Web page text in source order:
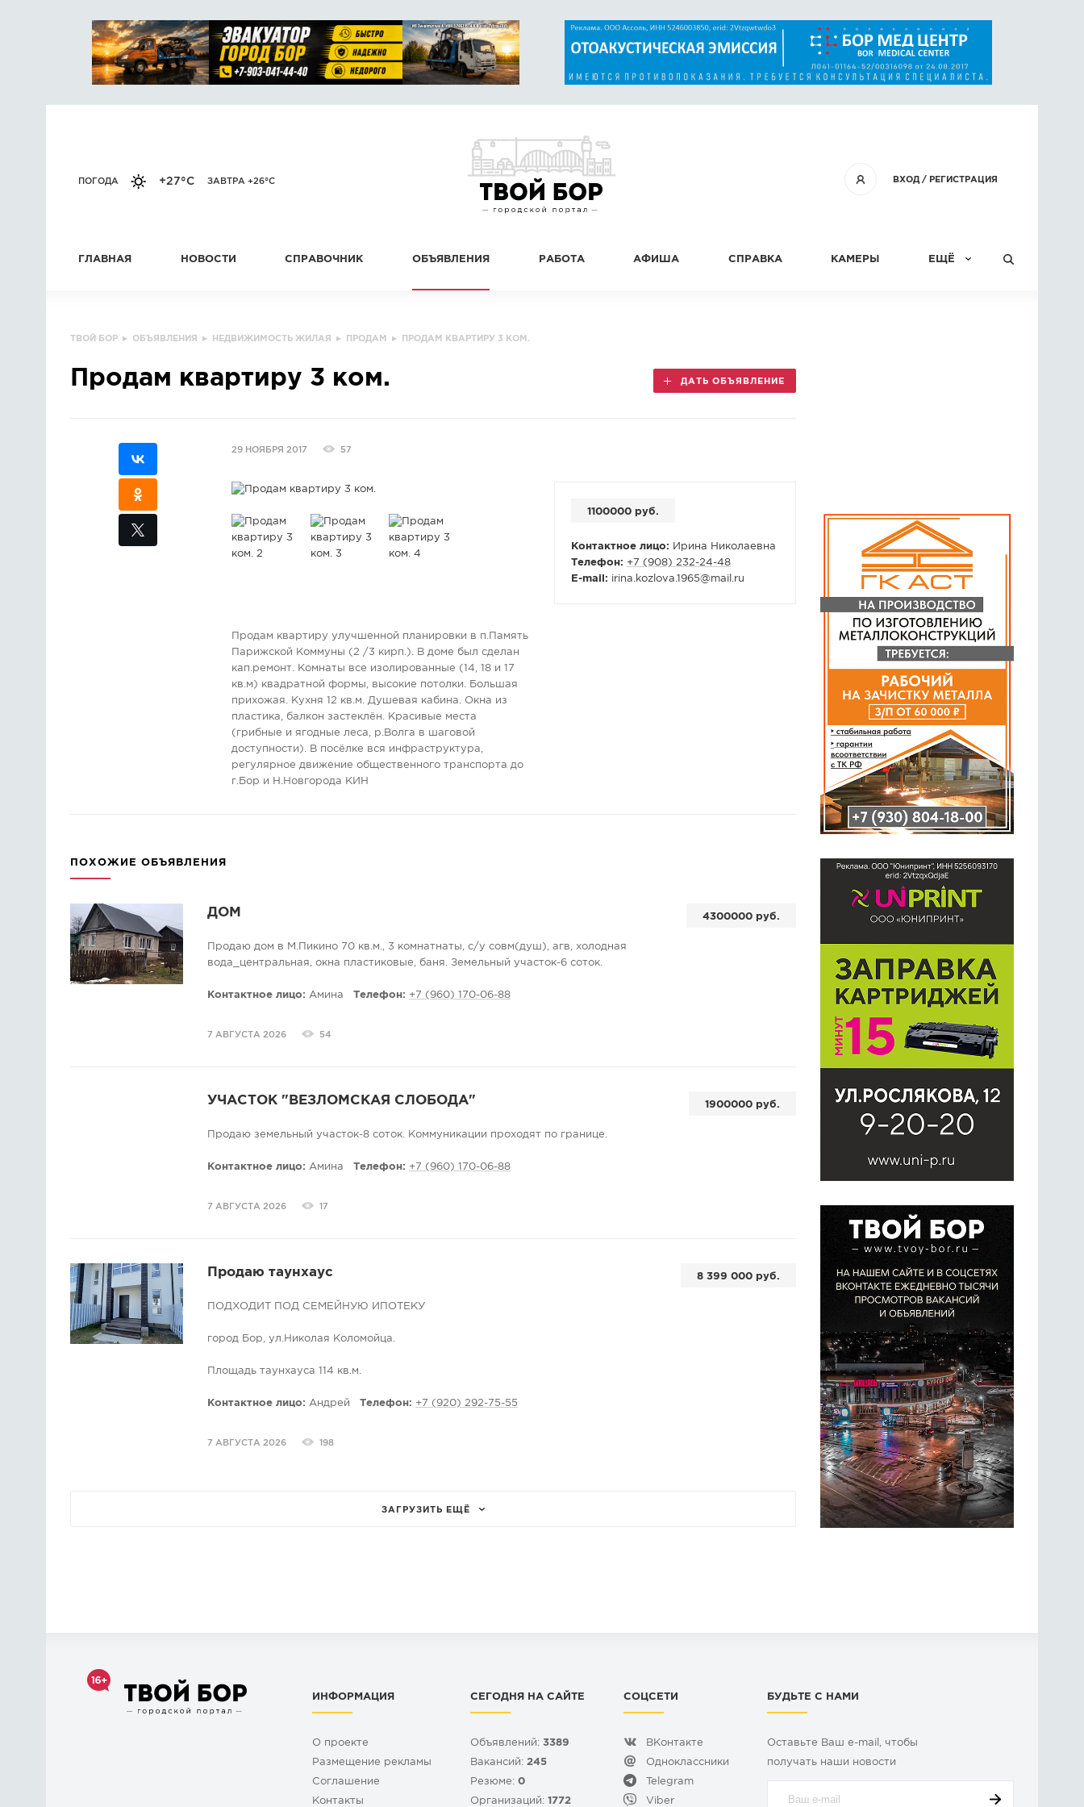
ВХОД/ РЕГИСТРАЦИЯ
ПОГОДА +27°C ЗАВТРА +26°C
ГЛАВНАЯ НОВОСТИ СПРАВОЧНИК ОБЪЯВЛЕНИЯ РАБОТА АФИША СПРАВКА КАМЕРЫ ЕЩЁ
ТВОЙ БОР ▸ ОБЪЯВЛЕНИЯ ▸ НЕДВИЖИМОСТЬ ЖИЛАЯ ▸ ПРОДАМ ▸ ПРОДАМ КВАРТИРУ 3 КОМ.
Продам квартиру 3 ком. ДАТЬ ОБЪЯВЛЕНИЕ
29 НОЯБРЯ 2017 57
1100000 руб.
Контактное лицо: Ирина Николаевна
Телефон: +7 (908) 232-24-48
E-mail: irina.kozlova.1965@mail.ru
Продам квартиру улучшенной планировки в п.Память
Парижской Коммуны (2 /3 кирп.). В доме был сделан
кап.ремонт. Комнаты все изолированные (14, 18 и 17
кв.м) квадратной формы, высокие потолки. Большая
прихожая. Кухня 12 кв.м. Душевая кабина. Окна из
пластика, балкон застеклён. Красивые места
(грибные и ягодные леса, р.Волга в шаговой
доступности). В посёлке вся инфраструктура,
регулярное движение общественного транспорта до
г.Бор и Н.Новгорода КИН
ПОХОЖИЕ ОБЪЯВЛЕНИЯ
ДОМ 4300000 руб.
Продаю дом в М.Пикино 70 кв.м., 3 комнатнаты, с/у совм(душ), агв, холодная
вода_центральная, окна пластиковые, баня. Земельный участок-6 соток.
Контактное лицо: Амина Телефон: +7 (960) 170-06-88
7 АВГУСТА 2026 54
УЧАСТОК "ВЕЗЛОМСКАЯ СЛОБОДА" 1900000 руб.
Продаю земельный участок-8 соток. Коммуникации проходят по границе.
Контактное лицо: Амина Телефон: +7 (960) 170-06-88
7 АВГУСТА 2026 17
Продаю таунхаус 8 399 000 руб.
ПОДХОДИТ ПОД СЕМЕЙНУЮ ИПОТЕКУ
горoд Боp, ул.Николая Коломойца.
Площадь таунхауса 114 кв.м.
ДВА ЭТАЖA СДЕЛАНЫ ПОЛНОСТЬЮ C HОВЫM PEMOHТOM
сотки, забором участок огорожен, своя парковка на две машины, закрытая
Контактное лицо: Андрей Телефон: +7 (920) 292-75-55
7 АВГУСТА 2026 198
ЗАГРУЗИТЬ ЕЩЁ
ИНФОРМАЦИЯ
О проекте
Размещение рекламы
Cоглашение
Контакты
СЕГОДНЯ НА САЙТЕ
Объявлений: 3389
Вакансий: 245
Резюме: 0
Организаций: 1772
СОЦСЕТИ
ВКонтакте
Одноклассники
Telegram
Viber
БУДЬТЕ С НАМИ
Оставьте Ваш e-mail, чтобы
получать наши новости